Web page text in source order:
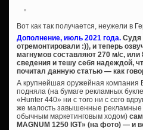
Вот как так получается, неужели в
Дополнение, июль 2021 года. Судя
отремонтировали :)), и теперь
магнумов составляют 270 м/с,
сведения и тешу себя надеждой,
почитал данную статью — как
А крупнейшая оружейная компания
подняла (на бумаге рекламных
«Hunter 440» ни с того ни с сего
же малость завышенные
обычным маркетинговым ходом)
MAGNUM 1250 IGT» (на фото) — и